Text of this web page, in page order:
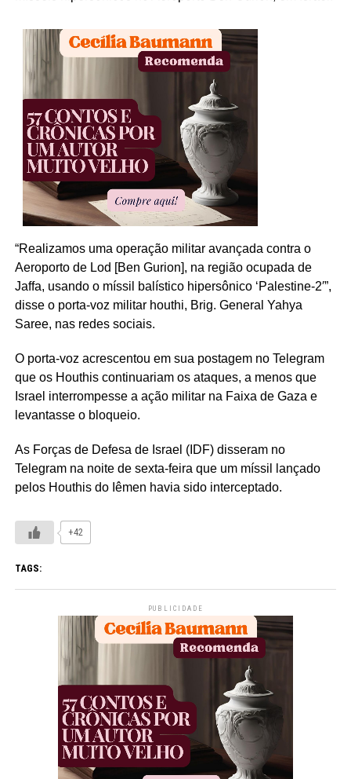
“Realizamos uma operação militar avançada contra o
Aeroporto de Lod [Ben Gurion], na região ocupada de
Jaffa, usando o míssil balístico hipersônico ‘Palestine-2′”,
disse o porta-voz militar houthi, Brig. General Yahya
Saree, nas redes sociais.
O porta-voz acrescentou em sua postagem no Telegram
que os Houthiscontinuariam os ataques, a menos que
Israel interrompesse a ação militar na Faixa de Gaza e
levantasse o bloqueio.
As Forças de Defesa de Israel (IDF) disseram no
Telegramna noite de sexta-feira que um míssil lançado
pelos Houthisdo Iêmen havia sido interceptado.
+42
TAGS:
PUBLICIDADE